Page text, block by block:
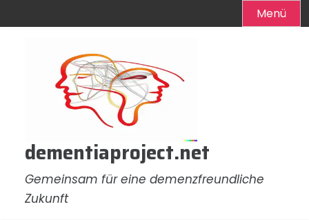
Menü
dementiaproject.net
Gemeinsam für eine demenzfreundliche
Zukunft